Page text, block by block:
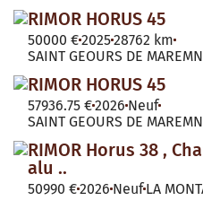
RIMOR HORUS 45
50000 €202528762 km
SAINT GEOURS DE
RIMOR HORUS 45
57936.75 €2026 Neuf
SAINT GEOURS DE
RIMOR Horus 38 ,
alu ..
50990 €2026 Neuf LA